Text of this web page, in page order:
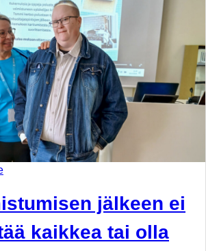
jälkeen ei
kaikkea tai olla